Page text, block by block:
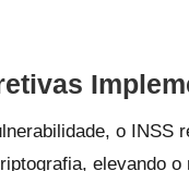
o INSS
elevando o